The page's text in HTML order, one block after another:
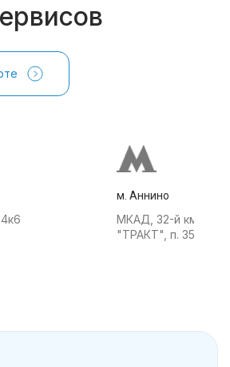
м. Аннино
МКАД, 32-й км, АТК
"ТРАКТ", п. 35